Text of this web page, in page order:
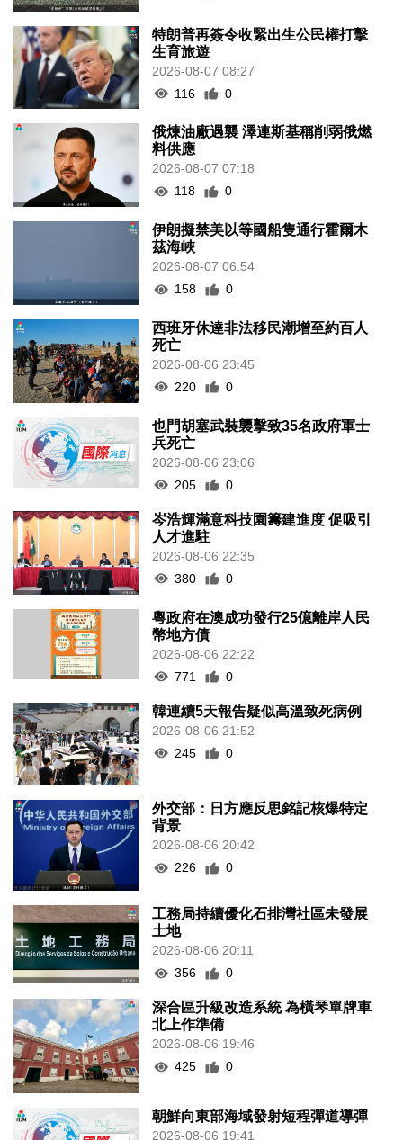
特朗普再簽令收緊出生公民權打擊
生育旅遊
2026-08-07 08:27
116
0
俄煉油廠遇襲 澤連斯基稱削弱俄燃
料供應
2026-08-07 07:18
118
0
伊朗擬禁美以等國船隻通行霍爾木
茲海峽
2026-08-07 06:54
158
0
西班牙休達非法移民潮增至約百人
死亡
2026-08-06 23:45
220
0
也門胡塞武裝襲擊致35名政府軍士
兵死亡
2026-08-06 23:06
205
0
岑浩輝滿意科技園籌建進度 促吸引
人才進駐
2026-08-06 22:35
380
0
粵政府在澳成功發行25億離岸人民
幣地方債
2026-08-06 22:22
771
0
韓連續5天報告疑似高溫致死病例
2026-08-06 21:52
245
0
外交部：日方應反思銘記核爆特定
背景
2026-08-06 20:42
226
0
工務局持續優化石排灣社區未發展
土地
2026-08-06 20:11
356
0
深合區升級改造系統 為橫琴單牌車
北上作準備
2026-08-06 19:46
425
0
朝鮮向東部海域發射短程彈道導彈
2026-08-06 19:41